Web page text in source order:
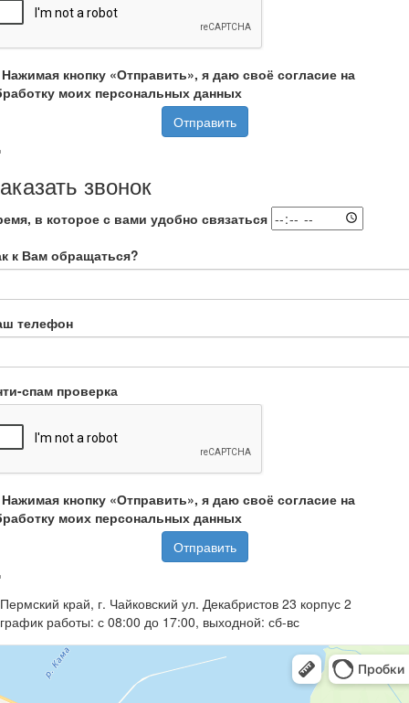
Нажимая кнопку «Отправить», я даю своё согласие на
моих персональных данных
Отправить
звонок
в которое с вами удобно связаться
к Вам обращаться?
телефон
спам проверка
Нажимая кнопку «Отправить», я даю своё согласие на
моих персональных данных
Отправить
Пермский край, г. Чайковский ул. Декабристов 23 корпус 2
график работы: с 08:00 до 17:00, выходной: сб-вс